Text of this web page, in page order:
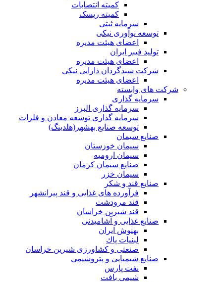
کمیته انتصابات
کمیته ریسک
سرمایه ثبتی
توسعه نوآوری نیکی
اعضای هیئت مدیره
تولید فیبر ایران
اعضای هیئت مدیره
شرکت سبدگردان دارایی نیکی
اعضای هیئت مدیره
شرکت های وابسته
سرمایه گذاری
سرمایه گذاری البرز
سرمایه گذاری توسعه معادن و فلزات
توسعه‌ صنایع‌ بهشهر(هلدینگ)
صنایع سیمان
سیمان خوزستان
سیمان ارومیه
صنایع سیمان کرمان
سیمان خزر
صنایع قند و شکر
فرآورده های غذایی و قند پیرانشهر
قند مرودشت
قند شیرین خراسان
صنایع غذايی و آشاميدنی
بهنوش ایران
لبنيات پاك
صنعتی و کشاورزی شیرین خراسان
صنایع شیمیایی و پتروشیمی
نفت پارس
شیمی بافت